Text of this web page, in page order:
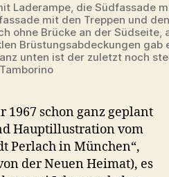
Laderampe, die Südfassade
mit den Treppen und
ohne Brücke an der Südseite,
Brüstungsabdeckungen gab
unten ist der zuletzt noch
1967 schon ganz geplant
Hauptillustration vom
Perlach in München“,
der Neuen Heimat), es